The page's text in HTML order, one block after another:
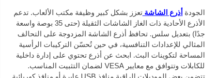
الجودة أذرع الشاشة تعزز بشكل كبير وظيفة مكتب الألعاب. تدعم
الأذرع الأحادية ذات الغاز الشاشات الثقيلة (حتى 35 بوصة واسعة
جدًا) بتعديل سلس. تحافظ أذرع الشاشة المزدوجة على التحالف
المثالي للإعدادات التنافسية، في حين تُحسّن التركيبات الرأسية
المساحة لتكوينات البث. ابحث عن أذرع تحتوي على إدارة داخلية
للكابلات وتتوافق مع معايير VESA لضمان التثبيت المناسب.
تتضمن بعض الموديلات الراقية منافذ USB عابرة أو منافذ كهربائية